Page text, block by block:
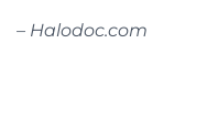
– Halodoc.com